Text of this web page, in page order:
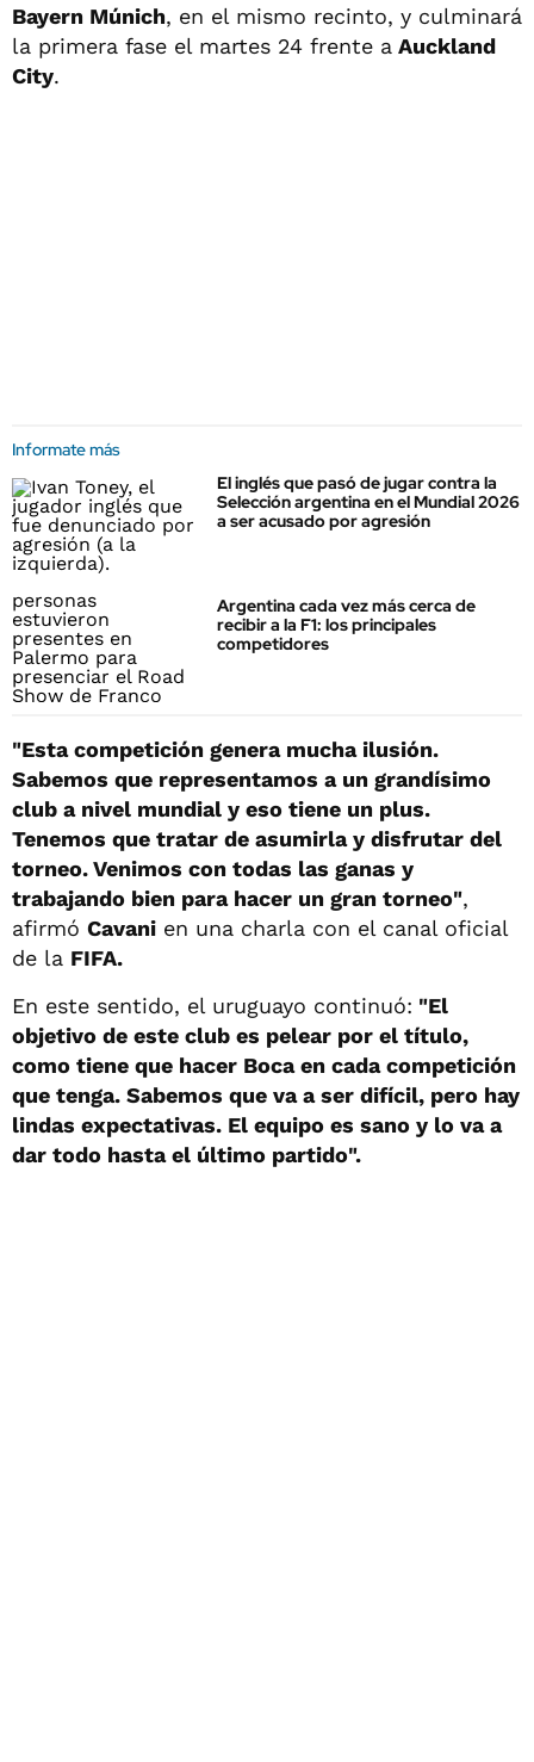
Bayern Múnich, en el mismo recinto, y culminará
la primera fase el martes 24 frente a Auckland
City.
Informate más
El inglés que pasó de jugar contra la
Selección argentina en el Mundial 2026
a ser acusado por agresión
Argentina cada vez más cerca de
recibir a la F1: los principales
competidores
"Esta competición genera mucha ilusión.
Sabemos que representamos a un grandísimo
club a nivel mundial y eso tiene un plus.
Tenemos que tratar de asumirla y disfrutar del
torneo. Venimos con todas las ganas y
trabajando bien para hacer un gran torneo",
afirmó Cavani en una charla con el canal oficial
de la FIFA.
En este sentido, el uruguayo continuó: "El
objetivo de este club es pelear por el título,
como tiene que hacer Boca en cada competición
que tenga. Sabemos que va a ser difícil, pero hay
lindas expectativas. El equipo es sano y lo va a
dar todo hasta el último partido".